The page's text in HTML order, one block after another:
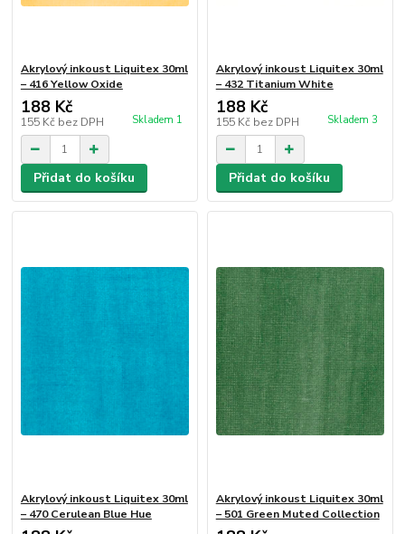
Akrylový inkoust Liquitex 30ml
– 416 Yellow Oxide
188 Kč
155 Kč bez DPH Skladem 1
Přidat do košíku
Akrylový inkoust Liquitex 30ml
– 432 Titanium White
188 Kč
155 Kč bez DPH Skladem 3
Přidat do košíku
Akrylový inkoust Liquitex 30ml
– 470 Cerulean Blue Hue
Akrylový inkoust Liquitex 30ml
– 501 Green Muted Collection